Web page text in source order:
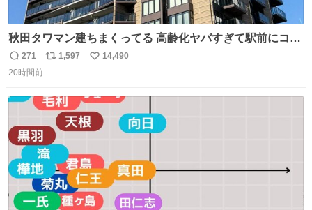
秋田タワマン建ちまくってる 高齢化ヤバすぎて駅前にコン
パクトシティつくって高齢者を住ませる考えらしい 病院も
全部駅前にある
返
信
271
リ
ト
1,597
い
数
14,490
20時間前